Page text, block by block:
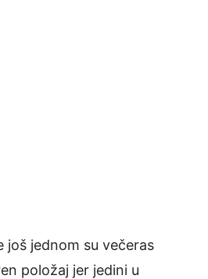
još jednom su večeras
položaj jer jedini u